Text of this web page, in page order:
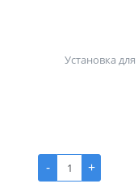
Установка
-
+